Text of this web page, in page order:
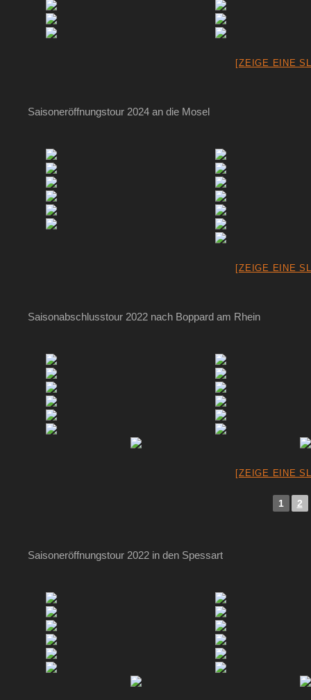
[ZEIGE EINE
Saisoneröffnungstour 2024 an die Mosel
[ZEIGE EINE
Saisonabschlusstour 2022 nach Boppard am Rhein
[ZEIGE EINE
1 2
Saisoneröffnungstour 2022 in den Spessart